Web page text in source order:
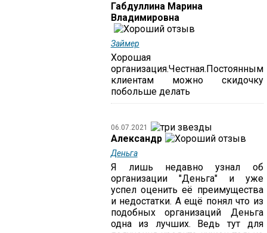
Габдуллина Марина
Владимировна
Займер
Хорошая
организация.Честная.Постоянным
клиентам можно скидочку
побольше делать
06.07.2021
Александр
Деньга
Я лишь недавно узнал об
организации "Деньга" и уже
успел оценить её преимущества
и недостатки. А ещё понял что из
подобных организаций Деньга
одна из лучших. Ведь тут для